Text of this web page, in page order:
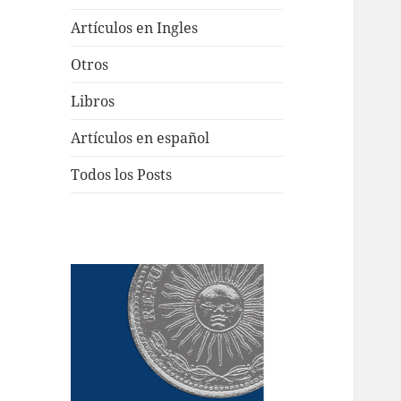
Artículos en Ingles
Otros
Libros
Artículos en español
Todos los Posts